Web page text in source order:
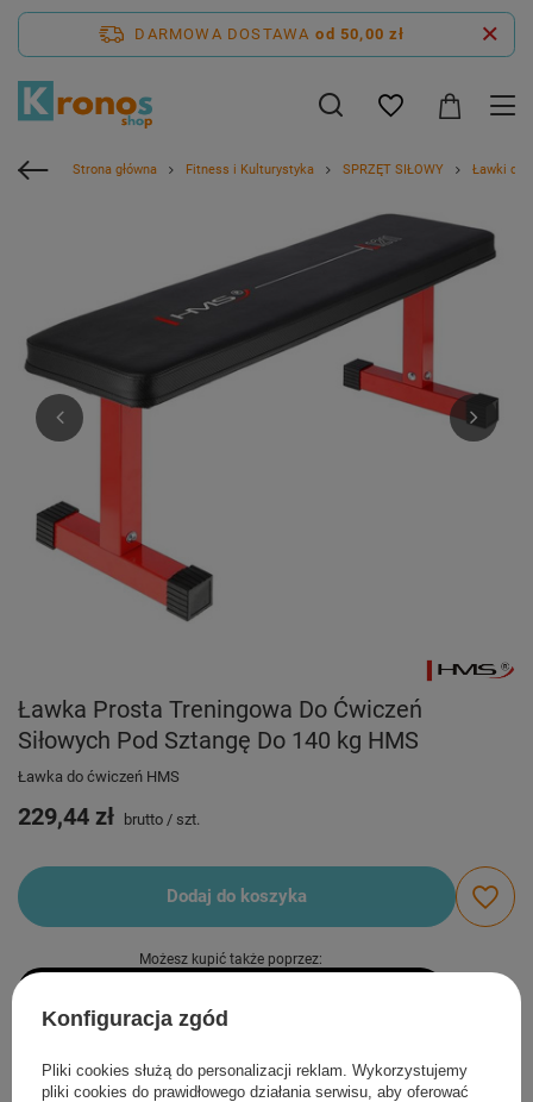
DARMOWA DOSTAWA od 50,00 zł
Strona główna Fitness i Kulturystyka SPRZĘT SIŁOWY Ławki do
Ławka Prosta Treningowa Do Ćwiczeń
Siłowych Pod Sztangę Do 140 kg HMS
Ławka do ćwiczeń HMS
229,44 zł brutto / szt.
Dodaj do koszyka
Możesz kupić także poprzez:
Darmowa i szybka dostawa
od 50,00 zł
Konfiguracja zgód
Pliki cookies służą do personalizacji reklam. Wykorzystujemy
pliki cookies do prawidłowego działania serwisu, aby oferować